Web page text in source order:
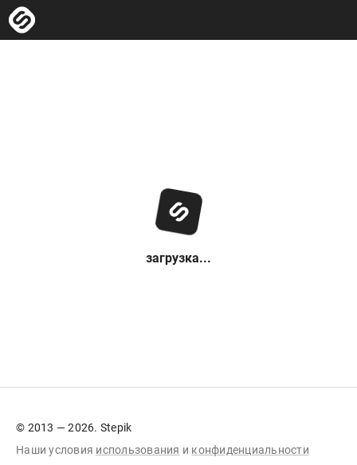
загрузка...
© 2013 — 2026. Stepik
Наши условия использования и конфиденциальности